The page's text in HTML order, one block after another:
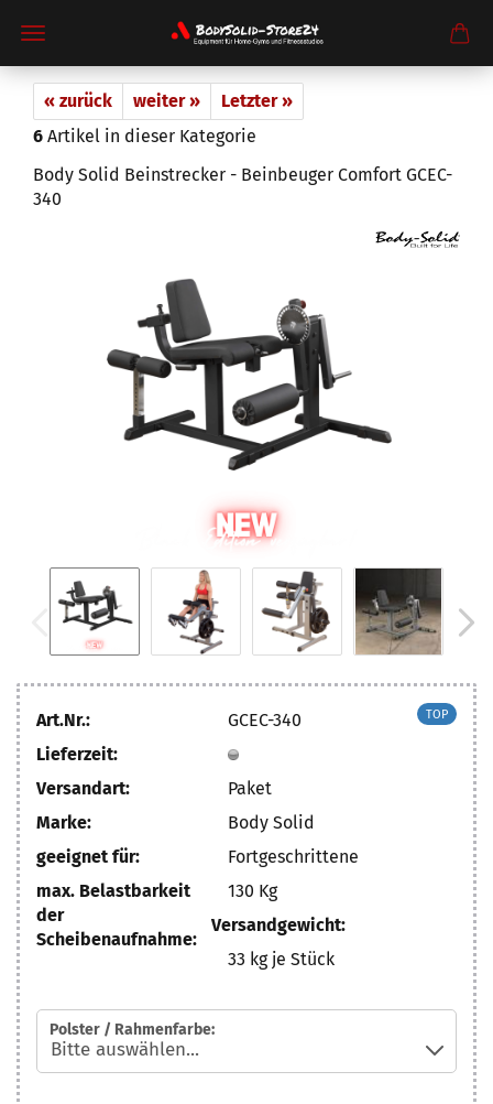
« zurück weiter »
Letzter »
6 Artikel in dieser Kategorie
Body Solid Beinstrecker - Beinbeuger Comfort GCEC-
340
TOP
Art.Nr.:
GCEC-340
Lieferzeit:
Versandart:
Paket
Marke:
Body Solid
geeignet für:
Fortgeschrittene
max. Belastbarkeit
der
Scheibenaufnahme:
130 Kg
Versandgewicht:
33 kg je Stück
Polster / Rahmenfarbe: